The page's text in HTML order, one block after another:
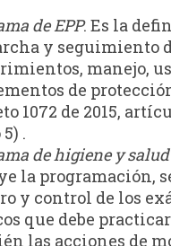
de EPP. Es la
y seguimiento
manejo,
de
1072 de 2015,
.
de higiene y
la programación,
y control de los
que debe
las acciones de